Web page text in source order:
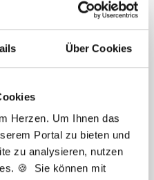
Über Cookies
Herzen. Um Ihnen das
Portal zu bieten und
zu analysieren, nutzen
🍪 Sie können mit
Teilzeit ab sofort in